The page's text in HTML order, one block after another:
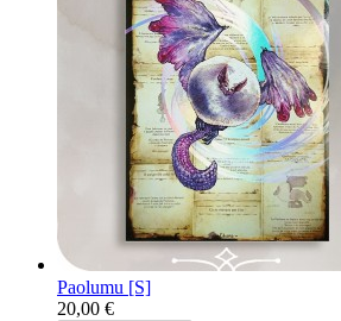
Paolumu [S]
20,00 €